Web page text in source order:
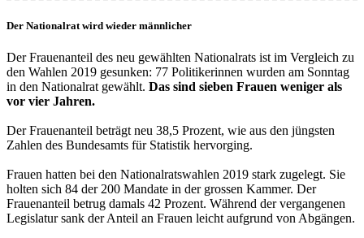
Der Nationalrat wird wieder männlicher
Der Frauenanteil des neu gewählten Nationalrats ist im Vergleich zu
den Wahlen 2019 gesunken: 77 Politikerinnen wurden am Sonntag
in den Nationalrat gewählt. Das sind sieben Frauen weniger als
vor vier Jahren.
Der Frauenanteil beträgt neu 38,5 Prozent, wie aus den jüngsten
Zahlen des Bundesamts für Statistik hervorging.
Frauen hatten bei den Nationalratswahlen 2019 stark zugelegt. Sie
holten sich 84 der 200 Mandate in der grossen Kammer. Der
Frauenanteil betrug damals 42 Prozent. Während der vergangenen
Legislatur sank der Anteil an Frauen leicht aufgrund von Abgängen.